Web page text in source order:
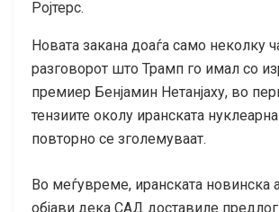
Ројтерс.
Новата закана доаѓа само неколку
разговорот што Трамп го имал со
премиер Бенјамин Нетанјаху, во
тензиите околу иранската
повторно се зголемуваат.
Во меѓувреме, иранската новинска
објави дека САД доставиле